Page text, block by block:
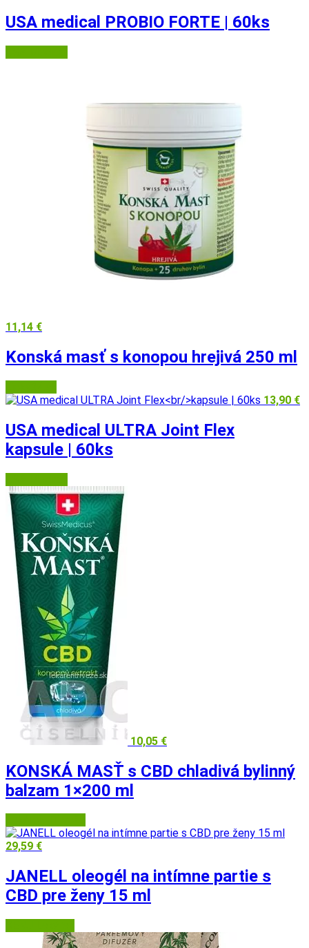
USA medical PROBIO FORTE | 60ks
11,14 €
Konská masť s konopou hrejivá 250 ml
13,90 €
USA medical ULTRA Joint Flex
kapsule | 60ks
10,05 €
KONSKÁ MASŤ s CBD chladivá bylinný
balzam 1×200 ml
29,59 €
JANELL oleogél na intímne partie s
CBD pre ženy 15 ml